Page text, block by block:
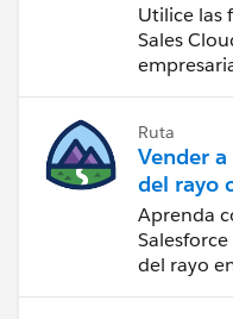
Utilice las
Sales
Ruta
Vender
del rayo
Aprenda
del rayo